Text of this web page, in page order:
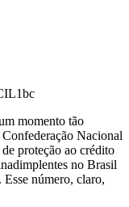
momento tão
Nacional
proteção ao crédito
no Brasil
Esse número, claro,